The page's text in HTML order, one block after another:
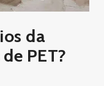
da
PET?